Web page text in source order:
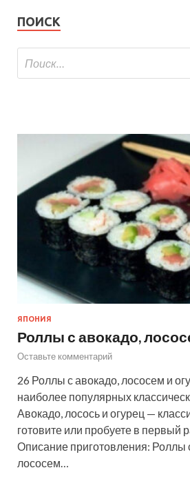
ПОИСК
ЯПОНИЯ
Роллы с авокадо,
Оставьте комментарий
26 Роллы с авокадо, лососем и
наиболее популярных
Авокадо, лосось и огурец —
готовите или пробуете в первый
Описание приготовления: Роллы
лососем…